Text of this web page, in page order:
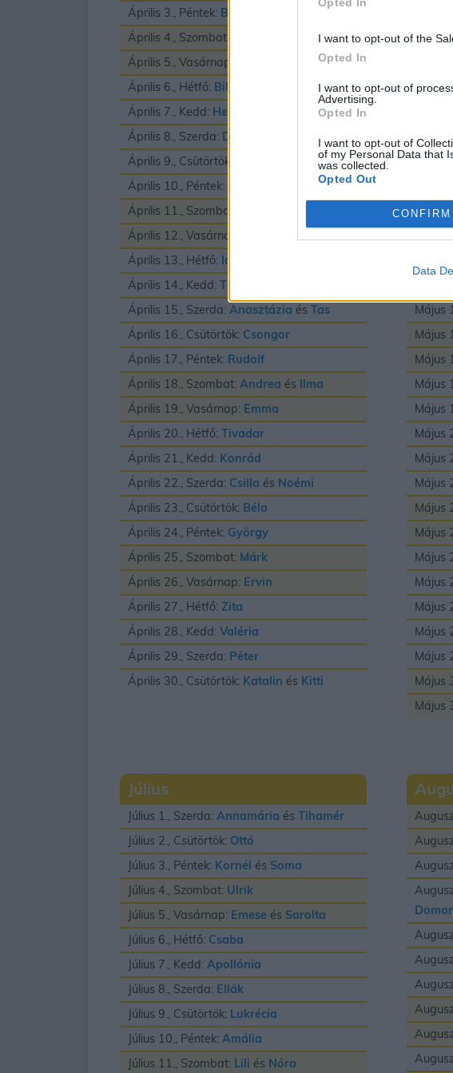
I want to opt-out of the
Opted In
I want to opt-out of
Advertising.
Opted In
I want to opt-out of
of my Personal Data that
was collected.
Opted Out
CONFIRM
Data
Április 3., Péntek: Buda
Április 4., Szombat:
Április 5., Vasárnap:
Április 6., Hétfő: Biborka
Április 7., Kedd: Herman
Április 8., Szerda: Dénes
Április 9., Csütörtök:
Április 10., Péntek:
Április 11., Szombat:
Április 12., Vasárnap:
Április 13., Hétfő: Ida
Április 14., Kedd: Tibor
Április 15., Szerda: Anasztázia és Tas
Április 16., Csütörtök: Csongor
Április 17., Péntek: Rudolf
Április 18., Szombat: Andrea és Ilma
Április 19., Vasárnap: Emma
Április 20., Hétfő: Tivadar
Április 21., Kedd: Konrád
Április 22., Szerda: Csilla és Noémi
Április 23., Csütörtök: Béla
Április 24., Péntek: György
Április 25., Szombat: Márk
Április 26., Vasárnap: Ervin
Április 27., Hétfő: Zita
Április 28., Kedd: Valéria
Április 29., Szerda: Péter
Április 30., Csütörtök: Katalin és Kitti
Május
Május
Május
Május
Május
Május
Május
Május
Május
Május
Május
Május
Május
Május
Május
Május
Május
Május
Május
Május
Május
Május
Július
Július 1., Szerda: Annamária és Tihamér
Július 2., Csütörtök: Ottó
Július 3., Péntek: Kornél és Soma
Július 4., Szombat: Ulrik
Július 5., Vasárnap: Emese és Sarolta
Július 6., Hétfő: Csaba
Július 7., Kedd: Apollónia
Július 8., Szerda: Ellák
Július 9., Csütörtök: Lukrécia
Július 10., Péntek: Amália
Július 11., Szombat: Lili és Nóra